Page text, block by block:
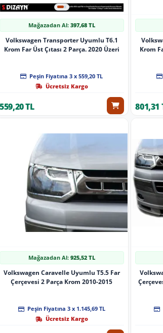
Mağazadan Al: 397,68 TL
Volkswagen Transporter Uyumlu T6.1
Krom Far Üst Çıtası 2 Parça. 2020 Üzeri
Peşin Fiyatına 3 x 559,20 TL
Ücretsiz Kargo
559,20 TL
Krom
801,31
Mağazadan Al: 925,52 TL
Volkswagen Caravelle Uyumlu T5.5 Far
Çerçevesi 2 Parça Krom 2010-2015
Peşin Fiyatına 3 x 1.145,69 TL
Ücretsiz Kargo